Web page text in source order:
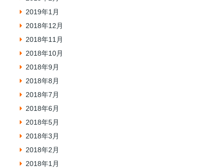
2019年1月
2018年12月
2018年11月
2018年10月
2018年9月
2018年8月
2018年7月
2018年6月
2018年5月
2018年3月
2018年2月
2018年1月